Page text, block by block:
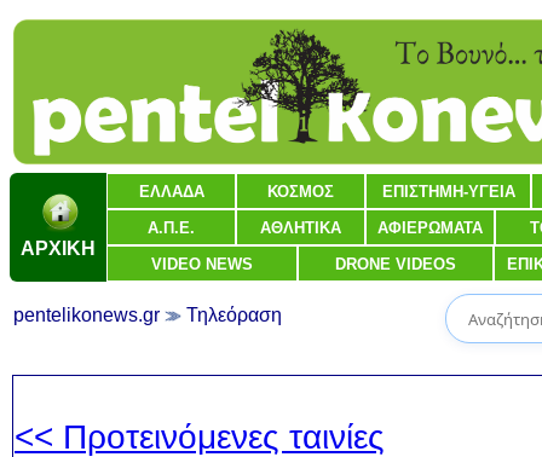
ΑΡΧΙΚΗ
ΕΛΛΑΔΑ ΚΟΣΜΟΣ ΕΠΙΣΤΗΜΗ-ΥΓΕΙΑ
Α.Π.Ε. ΑΘΛΗΤΙΚΑ ΑΦΙΕΡΩΜΑΤΑ
VIDEO NEWS DRONE VIDEOS
pentelikonews.gr Τηλεόραση
<< Προτεινόμενες ταινίες